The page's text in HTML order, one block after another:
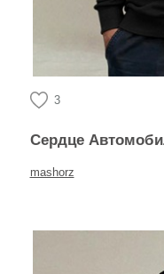
3
Сердце
mashorz